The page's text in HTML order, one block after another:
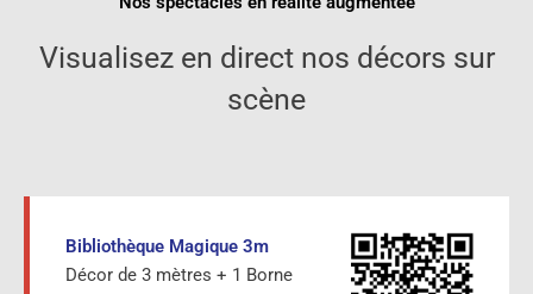
Visualisez en direct nos décors sur
scène
Bibliothèque Magique 3m
Décor de 3 mètres + 1 Borne